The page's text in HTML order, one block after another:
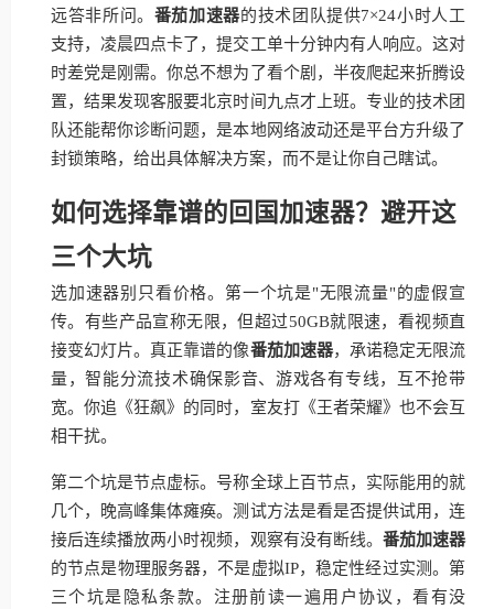
远答非所问。 番茄加速器的技术团队提供7×24小时人工
支持，凌晨四点卡了，提交工单十分钟内有人响应。这对
时差党是刚需。你总不想为了看个剧，半夜爬起来折腾设
置，结果发现客服要北京时间九点才上班。专业的技术团
队还能帮你诊断问题，是本地网络波动还是平台方升级了
封锁策略，给出具体解决方案，而不是让你自己瞎试。
如何选择靠谱的回国加速器？避开这
三个大坑
选加速器别只看价格。第一个坑是"无限流量"的虚假宣
传。有些产品宣称无限，但超过50GB就限速，看视频直
接变幻灯片。真正靠谱的像番茄加速器，承诺稳定无限流
量，智能分流技术确保影音、游戏各有专线，互不抢带
宽。你追《狂飙》的同时，室友打《王者荣耀》也不会互
相干扰。
第二个坑是节点虚标。号称全球上百节点，实际能用的就
几个，晚高峰集体瘫痪。测试方法是看是否提供试用，连
接后连续播放两小时视频，观察有没有断线。 番茄加速器
的节点是物理服务器，不是虚拟IP，稳定性经过实测。第
三个坑是隐私条款。注册前读一遍用户协议，看有没